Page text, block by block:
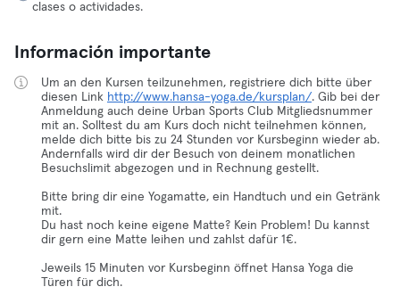
clases o actividades.
Información importante
Um an den Kursen teilzunehmen, registriere dich bitte über
diesen Link http://www.hansa-yoga.de/kursplan/. Gib bei der
Anmeldung auch deine Urban Sports Club Mitgliedsnummer
mit an. Solltest du am Kurs doch nicht teilnehmen können,
melde dich bitte bis zu 24 Stunden vor Kursbeginn wieder ab.
Andernfalls wird dir der Besuch von deinem monatlichen
Besuchslimit abgezogen und in Rechnung gestellt.
Bitte bring dir eine Yogamatte, ein Handtuch und ein Getränk
mit.
Du hast noch keine eigene Matte? Kein Problem! Du kannst
dir gern eine Matte leihen und zahlst dafür 1€.
Jeweils 15 Minuten vor Kursbeginn öffnet Hansa Yoga die
Türen für dich.